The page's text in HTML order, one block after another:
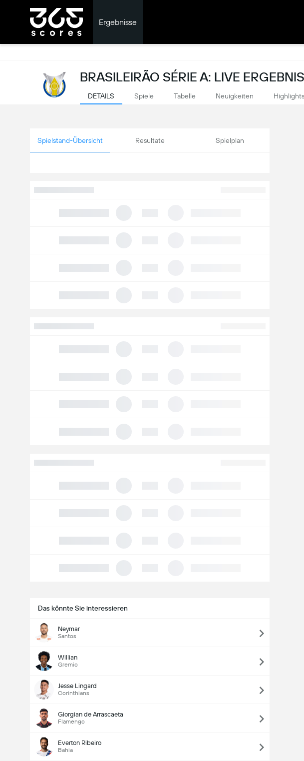
Ergebnisse
BRASILEIRÃO SÉRIE A: LIVE
DETAILS Spiele Tabelle Neuigkeiten Highlights
Spielstand-Übersicht Resultate Spielplan
Das könnte Sie interessieren
Neymar
Santos
Willian
Gremio
Jesse Lingard
Corinthians
Giorgian de Arrascaeta
Flamengo
Everton Ribeiro
Bahia